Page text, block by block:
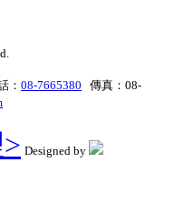
： 08-7665380 傳真：08-
Designed by